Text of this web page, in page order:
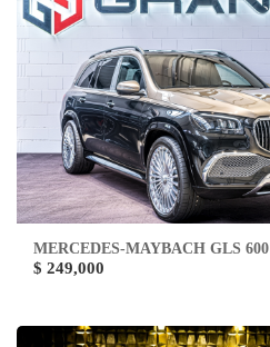
MERCEDES-MAYBACH GLS 600
$ 249,000